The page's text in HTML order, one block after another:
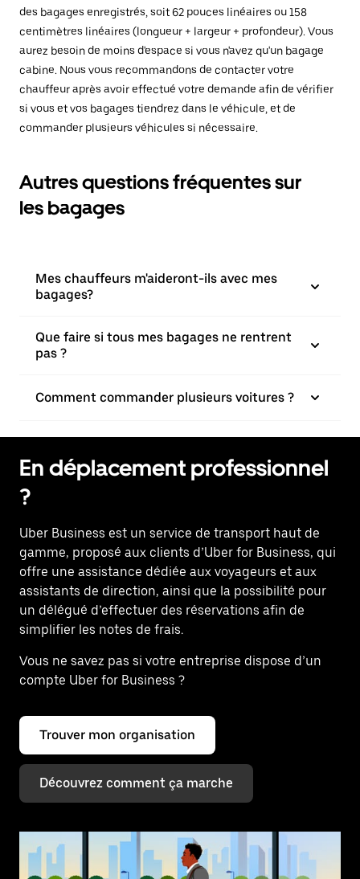
des bagages enregistrés, soit 62 pouces linéaires ou 158
centimètres linéaires (longueur + largeur + profondeur). Vous
aurez besoin de moins d'espace si vous n'avez qu'un bagage
cabine. Nous vous recommandons de contacter votre
chauffeur après avoir effectué votre demande afin de vérifier
si vous et vos bagages tiendrez dans le véhicule, et de
commander plusieurs véhicules si nécessaire.
Autres questions fréquentes sur
les bagages
Mes chauffeurs m'aideront-ils avec mes
bagages?
Que faire si tous mes bagages ne rentrent
pas ?
Comment commander plusieurs voitures ?
En déplacement professionnel
?
Uber Business est un service de transport haut de
gamme, proposé aux clients d’Uber for Business, qui
offre une assistance dédiée aux voyageurs et aux
assistants de direction, ainsi que la possibilité pour
un délégué d’effectuer des réservations afin de
simplifier les notes de frais.
Vous ne savez pas si votre entreprise dispose d’un
compte Uber for Business ?
Trouver mon organisation
Découvrez comment ça marche